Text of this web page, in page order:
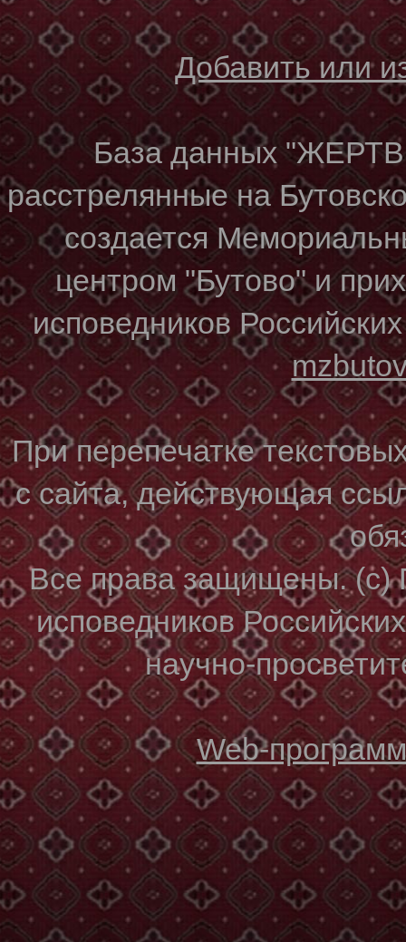
Добавить или
База данных
расстрелянные на
создается
центром "Бутово" и
исповедников
При перепечатке
с сайта, действующая
Все права защищены. (с)
исповедников
научно-
Web-